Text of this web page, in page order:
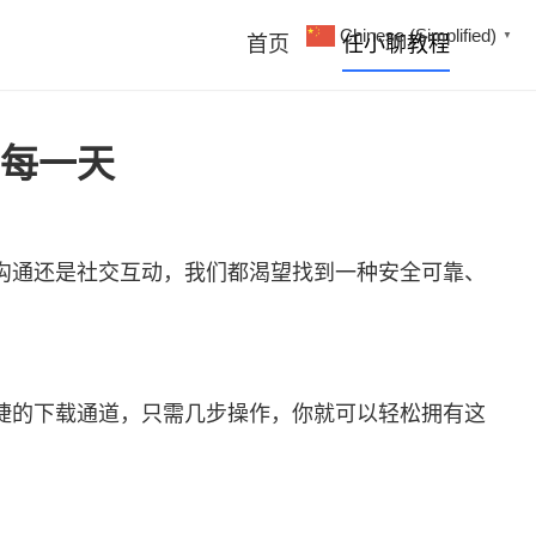
首页 任小聊教程
一天
还是社交互动，我们都渴望找到一种安全可靠、
下载通道，只需几步操作，你就可以轻松拥有这
Chinese (Simplified) ▼